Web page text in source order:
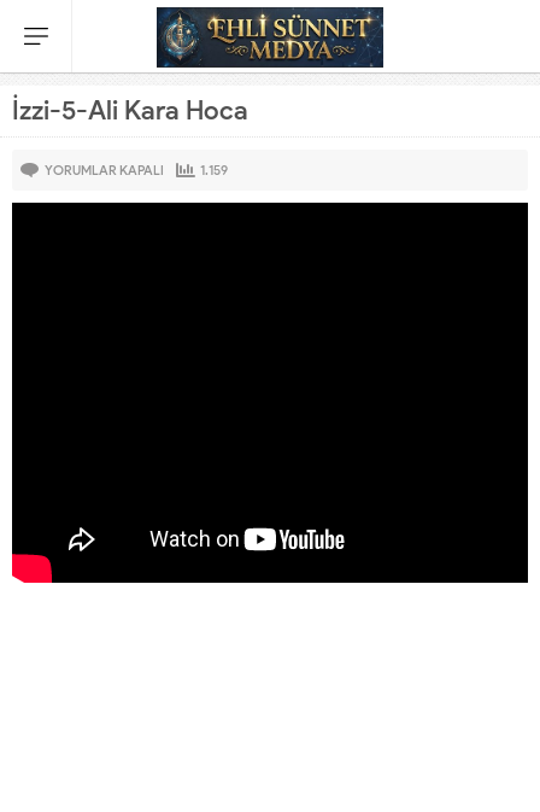
İzzi-5-Ali Kara Hoca
YORUMLAR KAPALI 1.159